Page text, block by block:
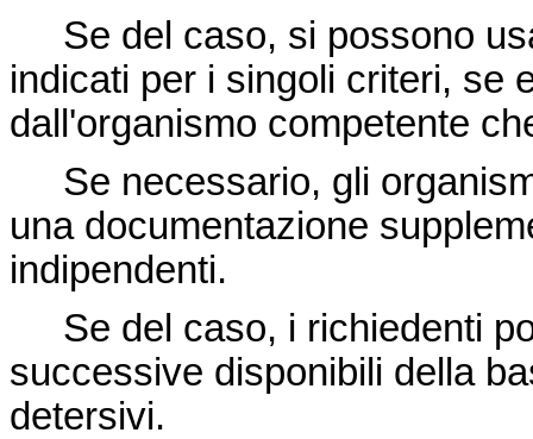
Se del caso, si possono
indicati per i singoli criteri, se
dall'organismo competente
Se necessario, gli
una documentazione
indipendenti.
Se del caso, i richiedenti
successive disponibili della
detersivi.